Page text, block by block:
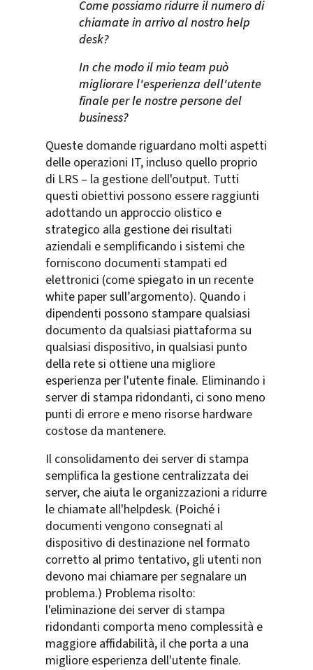
Come possiamo ridurre il numero di
chiamate in arrivo al nostro help
desk?
In che modo il mio team può
migliorare l'esperienza dell'utente
finale per le nostre persone del
business?
Queste domande riguardano molti aspetti
delle operazioni IT, incluso quello proprio
di LRS – la gestione dell'output. Tutti
questi obiettivi possono essere raggiunti
adottando un approccio olistico e
strategico alla gestione dei risultati
aziendali e semplificando i sistemi che
forniscono documenti stampati ed
elettronici (come spiegato in un recente
white paper sull’argomento). Quando i
dipendenti possono stampare qualsiasi
documento da qualsiasi piattaforma su
qualsiasi dispositivo, in qualsiasi punto
della rete si ottiene una migliore
esperienza per l'utente finale. Eliminando i
server di stampa ridondanti, ci sono meno
punti di errore e meno risorse hardware
costose da mantenere.
Il consolidamento dei server di stampa
semplifica la gestione centralizzata dei
server, che aiuta le organizzazioni a ridurre
le chiamate all'helpdesk. (Poiché i
documenti vengono consegnati al
dispositivo di destinazione nel formato
corretto al primo tentativo, gli utenti non
devono mai chiamare per segnalare un
problema.) Problema risolto:
l'eliminazione dei server di stampa
ridondanti comporta meno complessità e
maggiore affidabilità, il che porta a una
migliore esperienza dell'utente finale.